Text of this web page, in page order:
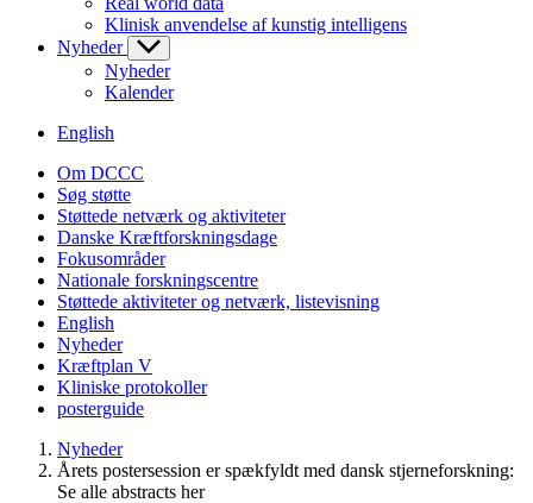
Klinisk anvendelse af kunstig intelligens
Nyheder
Nyheder
Kalender
English
Om DCCC
Søg støtte
Støttede netværk og aktiviteter
Danske Kræftforskningsdage
Fokusområder
Nationale forskningscentre
Støttede aktiviteter og netværk, listevisning
English
Nyheder
Kræftplan V
Kliniske protokoller
posterguide
Nyheder
Årets postersession er spækfyldt med dansk stjerneforskning:
Se alle abstracts her